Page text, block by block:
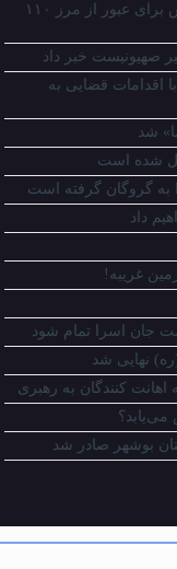
بازار داغ آلت‌ کوین‌ها؛ بیت کوین همچنان در تلاش برای عبور از مرز ۱۱۰
صهیونیست خبر داد
اقدامات قضایی به
شد
شده است
به گروگان گرفته است
داد
غریبه!
جان اسرا تمام شود
نهایی شد
بوشهر صادر شد